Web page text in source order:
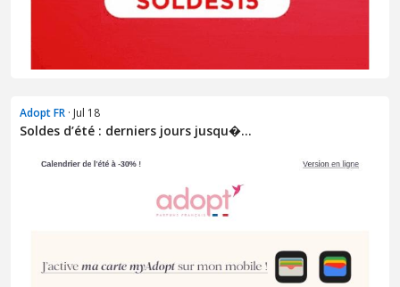
Adopt FR · Jul 18
Soldes d’été : derniers jours jusqu�...